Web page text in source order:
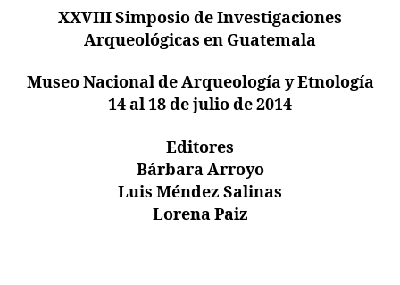
XXVIII Simposio de Investigaciones
Arqueológicas en Guatemala
Museo Nacional de Arqueología y Etnología
14 al 18 de julio de 2014
Editores
Bárbara Arroyo
Luis Méndez Salinas
Lorena Paiz